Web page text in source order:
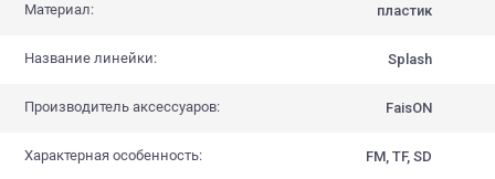
Материал: пластик
Название линейки: Splash
Производитель аксессуаров: FaisON
Характерная особенность: FM, TF, SD